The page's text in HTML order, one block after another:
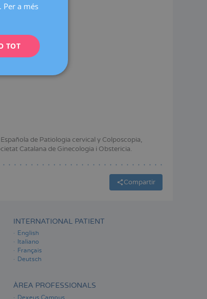
de Patiologia cervical y Colposcopia,
Catalana de Ginecologia i Obstericia.
Compartir
INTERNATIONAL PATIENT
English
Italiano
Français
Deutsch
ÀREA PROFESSIONALS
CATALÀ
FRENCH
Per a més
TOT